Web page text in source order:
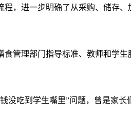
，进一步明确了从采购、储存
管理部门指导标准、教师和学
没吃到学生嘴里”问题，曾是家长